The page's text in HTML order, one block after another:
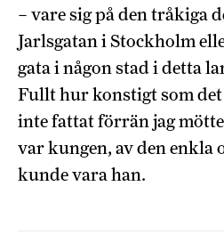
– vare sig på den tråkiga
Jarlsgatan i Stockholm
gata i någon stad i detta
Fullt hur konstigt som
inte fattat förrän jag
var kungen, av den enkla
kunde vara han.